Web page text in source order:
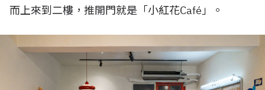
而上來到二樓，推開門就是「小紅花Café」。